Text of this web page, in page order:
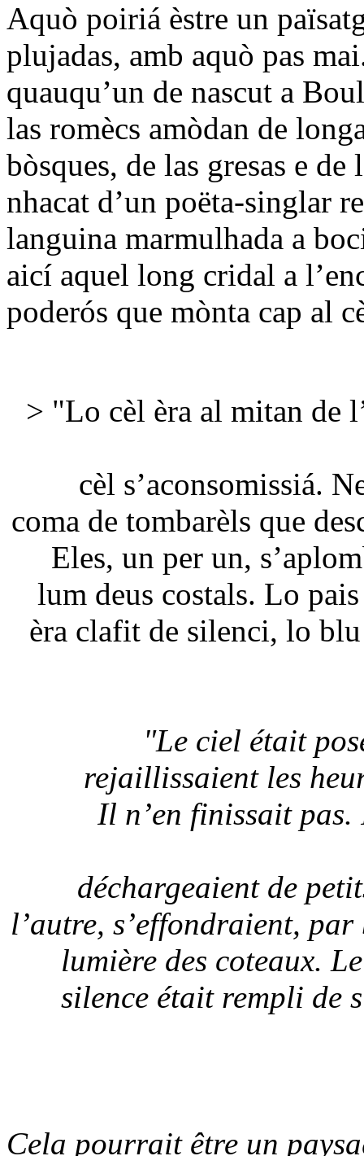
Aquò poiriá èstre un
plujadas, amb aquò pas
quauqu’un de nascut a
las romècs amòdan de
bòsques, de las gresas e de
nhacat d’un poëta-singlar
languina marmulhada a
aicí aquel long cridal a
poderós que mònta cap al
> "Lo cèl èra al mitan de
cèl s’aconsomissiá.
coma de tombarèls que
Eles, un per un,
lum deus costals. Lo
èra clafit de silenci, lo
"Le ciel était
rejaillissaient les
Il n’en finissait pas.
déchargeaient de
l’autre, s’effondraient,
lumière des coteaux.
silence était rempli de
Cela pourrait être un